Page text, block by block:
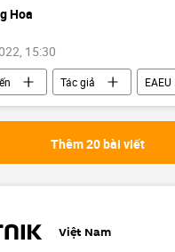
Hoa
15:30
Tác giả
EAEU
ASEAN
Chính trị
Thêm 20 bài viết
Việt Nam